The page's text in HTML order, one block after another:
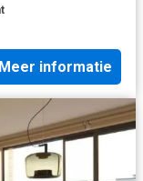
Meer informatie